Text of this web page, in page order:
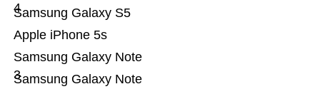
Samsung Galaxy Note
Samsung Galaxy Note
3
Apple iPhone 5s
Samsung Galaxy S5
4